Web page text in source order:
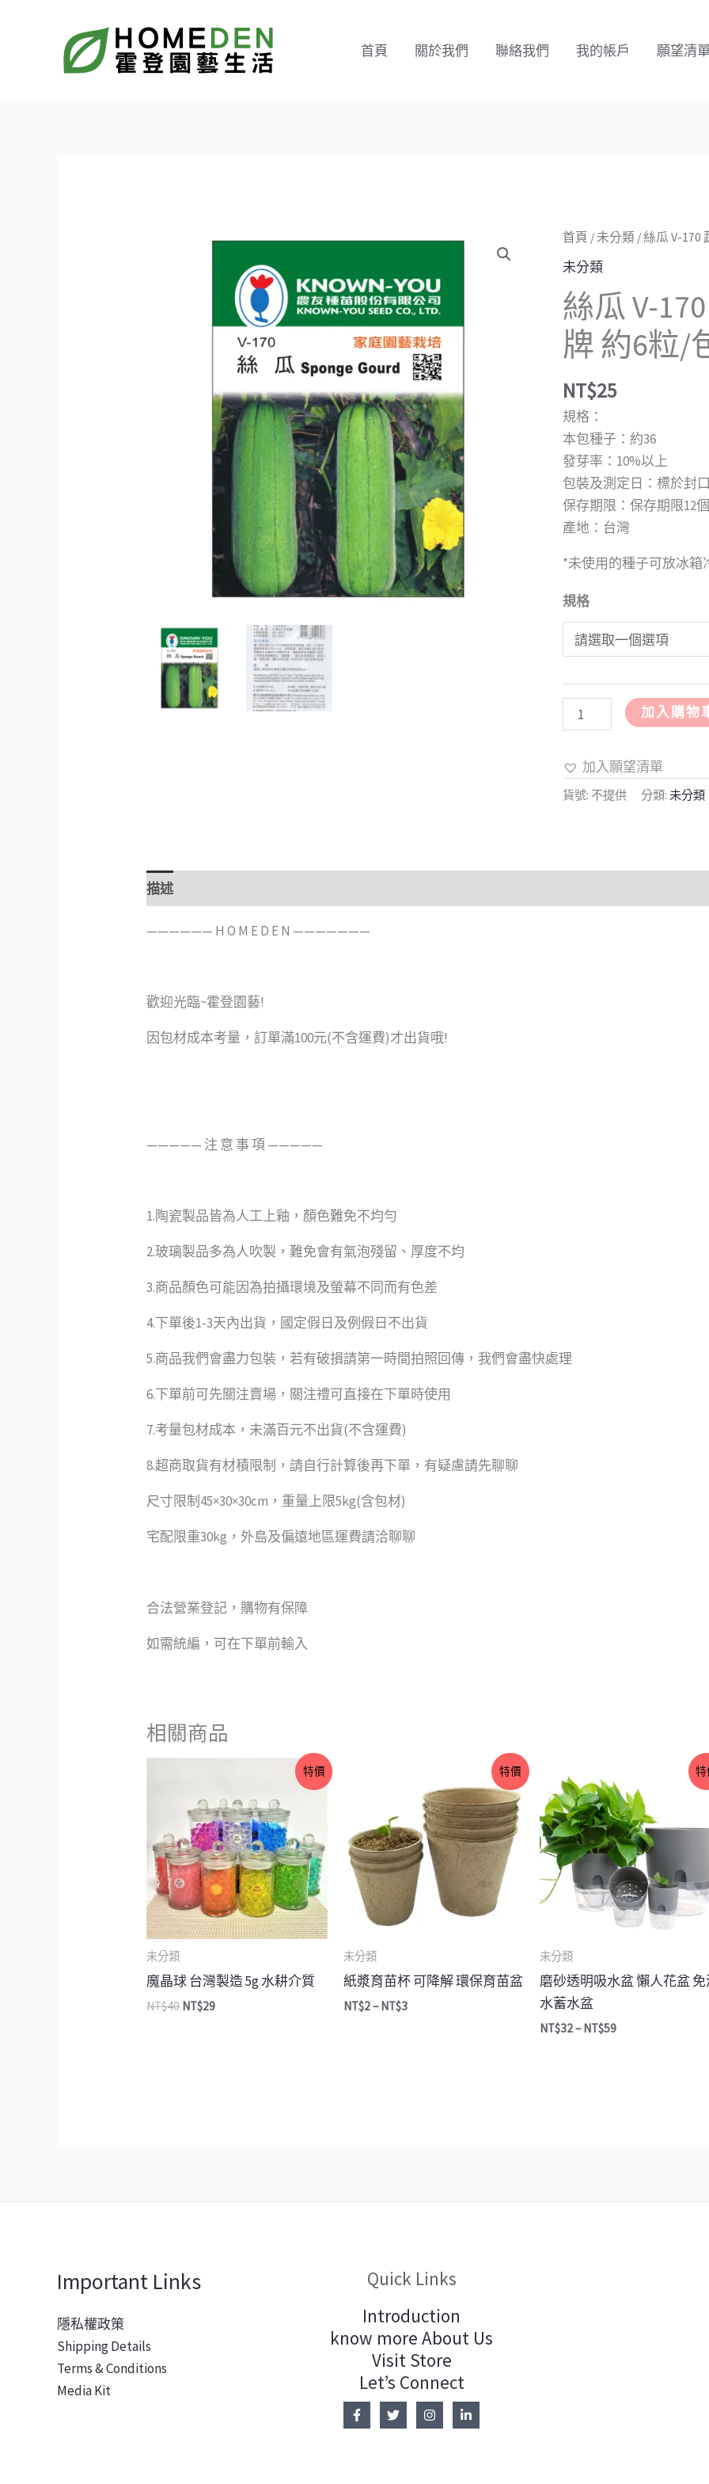
首頁 關於我們 聯絡我們 我的帳戶 願望清
首頁 / 未分類 / 絲瓜 V-170
未分類
絲瓜 V-
牌 約6粒/
NT$25
規格：
本包種子：約36
發芽率：10%以上
包裝及測定日：標於封
保存期限：保存期限12
產地：台灣
*未使用的種子可放冰箱
規格
絲
瓜
170
蔬
菜
子
農
友
牌
約
6
粒/
數
量
加入購物
加入願望清單
貨號: 不提供 分類: 未分類
描述
——————️ H O M E D E N ———————
歡迎光臨~霍登園藝!
因包材成本考量，訂單滿100元(不含運費)才出貨哦!
—————️ 注 意 事 項 —————
1.陶瓷製品皆為人工上釉，顏色難免不均勻
2.玻璃製品多為人吹製，難免會有氣泡殘留、厚度不均
3.商品顏色可能因為拍攝環境及螢幕不同而有色差
4.下單後1-3天內出貨，國定假日及例假日不出貨
5.商品我們會盡力包裝，若有破損請第一時間拍照回傳，我們會盡快處理
6.下單前可先關注賣場，關注禮可直接在下單時使用
7.考量包材成本，未滿百元不出貨(不含運費)
8.超商取貨有材積限制，請自行計算後再下單，有疑慮請先聊聊
尺寸限制45×30×30cm，重量上限5kg(含包材)
宅配限重30kg，外島及偏遠地區運費請洽聊聊
合法營業登記，購物有保障
如需統編，可在下單前輸入
相關商品
特價
未分類
魔晶球 台灣製造 5g 水耕介質
NT$40
格：
NT$40。
NT$29
格：
NT$29。
特價
未分類
紙漿育苗杯 可降解 環保育苗盆
NT$2– NT$3
圍：
NT$2
到
NT$3
未分類
磨砂透明吸水盆 懶人花盆
水蓄水盆
NT$32– NT$59
範
圍：
NT$32
到
NT$59
Important Links
隱私權政策
Shipping Details
Terms & Conditions
Media Kit
Quick Links
Introduction
know more About Us
Visit Store
Let’s Connect